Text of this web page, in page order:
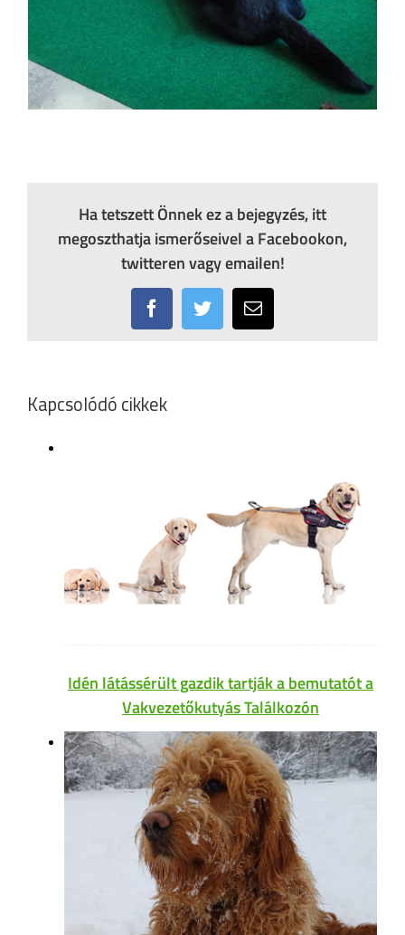
Ha tetszett Önnek ez a bejegyzés, itt
megoszthatja ismerőseivel a Facebookon,
twitteren vagy emailen!
FacebookTwitterEmail:
Kapcsolódó cikkek
Idén látássérült gazdik tartják a bemutatót a
Vakvezetőkutyás Találkozón